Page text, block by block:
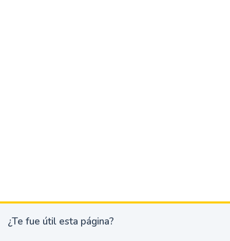
¿
¿Te fue útil esta página?